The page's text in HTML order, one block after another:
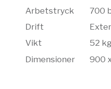
Arbetstryck
700
Drift
Vikt
52 kg
Dimensioner
900